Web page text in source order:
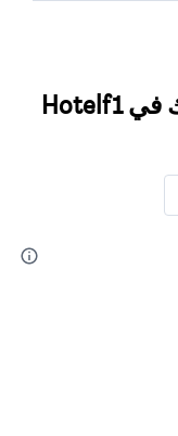
اعثر على نتائج أفضل لإقامتك في Hotelf1